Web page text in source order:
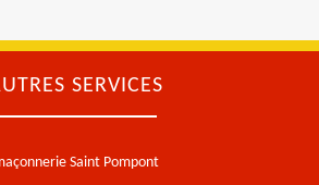
SERVICES
Saint Pompont